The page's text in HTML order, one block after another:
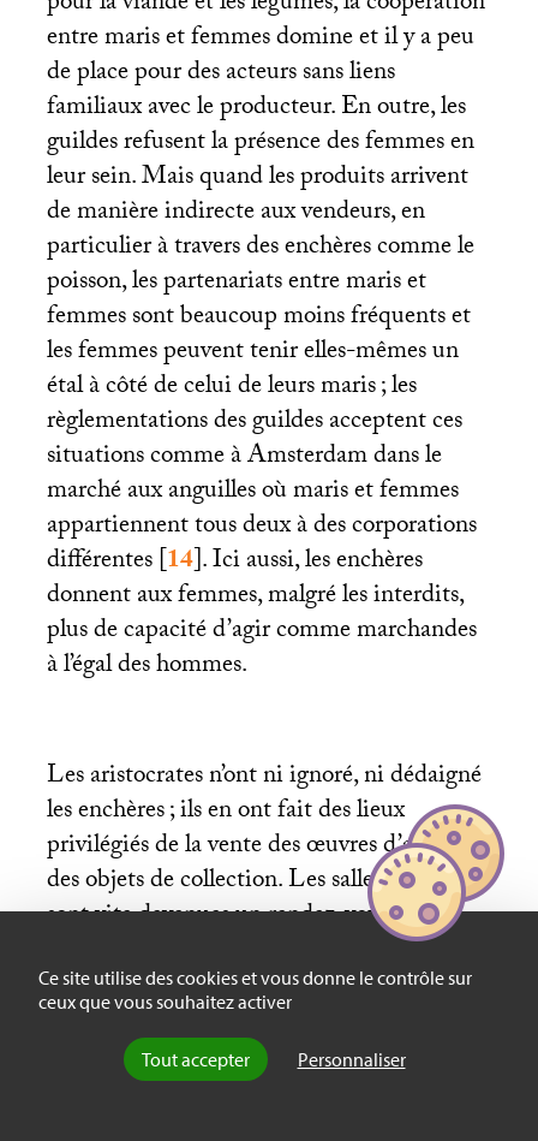
Ce site utilise des cookies et vous donne le contrôle sur
ceux que vous souhaitez activer
Tout accepter Personnaliser
entre maris et femmes domine et il y a peu
de place pour des acteurs sans liens
familiaux avec le producteur. En outre, les
guildes refusent la présence des femmes en
leur sein. Mais quand les produits arrivent
de manière indirecte aux vendeurs, en
particulier à travers des enchères comme le
poisson, les partenariats entre maris et
femmes sont beaucoup moins fréquents et
les femmes peuvent tenir elles-mêmes un
étal à côté de celui de leurs maris; les
règlementations des guildes acceptent ces
situations comme à Amsterdam dans le
marché aux anguilles où maris et femmes
appartiennent tous deux à des corporations
différentes[14]. Ici aussi, les enchères
donnent aux femmes, malgré les interdits,
plus de capacité d’agir comme marchandes
à l’égal des hommes.
Les aristocrates n’ont ni ignoré, ni dédaigné
les enchères; ils en ont fait des lieux
privilégiés de la vente des œuvres d’art et
des objets de collection. Les salles de vente
sont vite devenues un rendez-vous où les
aristocrates se mesurent les uns aux autres,
des arènes où ils se montrent, où ils font
admirer leur goût, leur passion et leur
capacité à dépenser pour la satisfaire
les catalogues de vente sont autant de livres